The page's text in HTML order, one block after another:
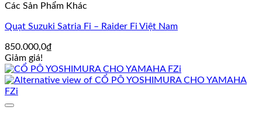
Các Sản Phẩm Khác
Quạt Suzuki Satria Fi – Raider Fi Việt Nam
850.000,0₫
Giảm giá!